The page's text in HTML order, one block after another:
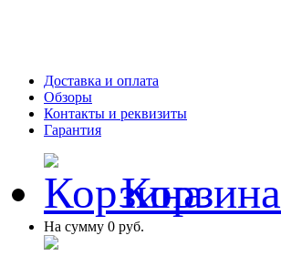
Доставка и оплата
Обзоры
Контакты и реквизиты
Гарантия
Корзина
На сумму 0 руб.